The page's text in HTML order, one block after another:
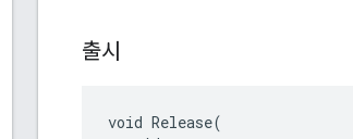
출시
void Release(